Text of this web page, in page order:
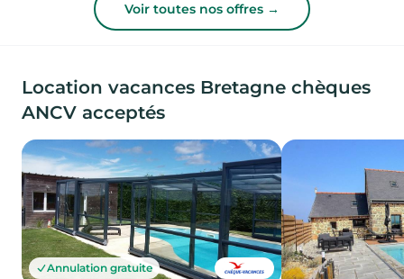
Voir toutes nos offres →
Location vacances Bretagne chèques
ANCV acceptés
Annulation gratuite